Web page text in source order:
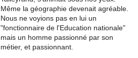
Même la géographie devenait agréable.
Nous ne voyions pas en lui un
"fonctionnaire de l'Education nationale"
mais un homme passionné par son
métier, et passionnant.